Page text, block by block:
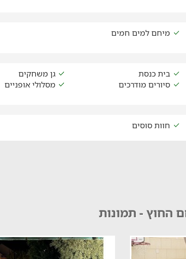
מיחם למים חמים
בית כנסת
גן משחקים
סיורים מודרכים מסלולי אופניים
חוות סוסים
החוץ - תמונות